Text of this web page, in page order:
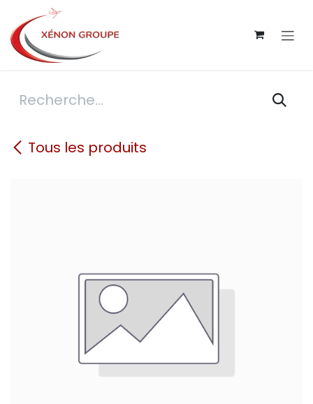
Se rendre au contenu
Tous les produits